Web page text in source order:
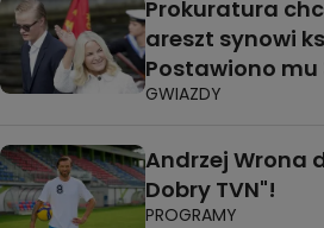
Prokuratura
areszt synowi
Postawiono mu
GWIAZDY
Andrzej Wrona
Dobry TVN"!
PROGRAMY